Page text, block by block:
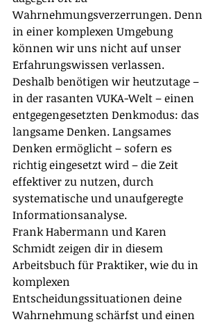
Wahrnehmungsverzerrungen. Denn
in einer komplexen Umgebung
können wir uns nicht auf unser
Erfahrungswissen verlassen.
Deshalb benötigen wir heutzutage –
in der rasanten VUKA-Welt – einen
entgegengesetzten Denkmodus: das
langsame Denken. Langsames
Denken ermöglicht – sofern es
richtig eingesetzt wird – die Zeit
effektiver zu nutzen, durch
systematische und unaufgeregte
Informationsanalyse.
Frank Habermann und Karen
Schmidt zeigen dir in diesem
Arbeitsbuch für Praktiker, wie du in
komplexen
Entscheidungssituationen deine
Wahrnehmung schärfst und einen